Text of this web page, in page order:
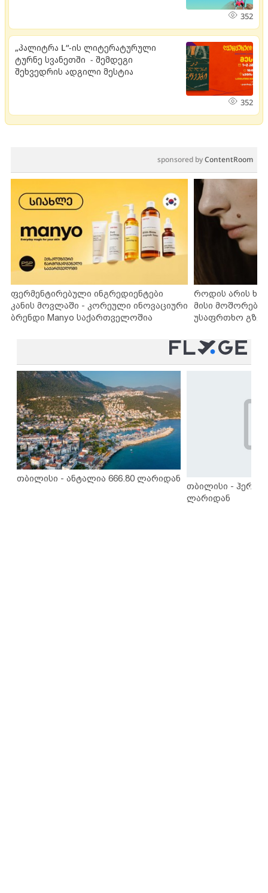
352
„პალიტრა L“-ის ლიტერატურული
ტურნე სვანეთში - შემდეგი
შეხვედრის ადგილი მესტია
352
sponsored byContentRoom
ფერმენტირებული ინგრედიენტები
კანის მოვლაში - კორეული ინოვაციური
ბრენდი Manyo საქართველოშია
როდის არის
მისი
უსაფრთხო
თბილისი - ანტალია 666.80 ლარიდან
თბილისი -
ლარიდან